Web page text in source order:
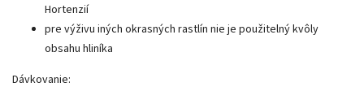
Hortenzií
pre výživu iných okrasných rastlín nie je použitelný kvôly
obsahu hliníka
Dávkovanie: